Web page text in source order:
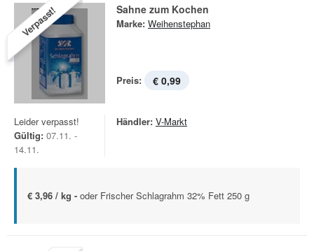
Verpasst! Sahne zum Kochen
Marke: Weihenstephan
Preis: € 0,99
Leider verpasst!
Gültig: 07.11. -
14.11.
Händler: V-Markt
€ 3,96 / kg - oder Frischer Schlagrahm 32% Fett 250 g